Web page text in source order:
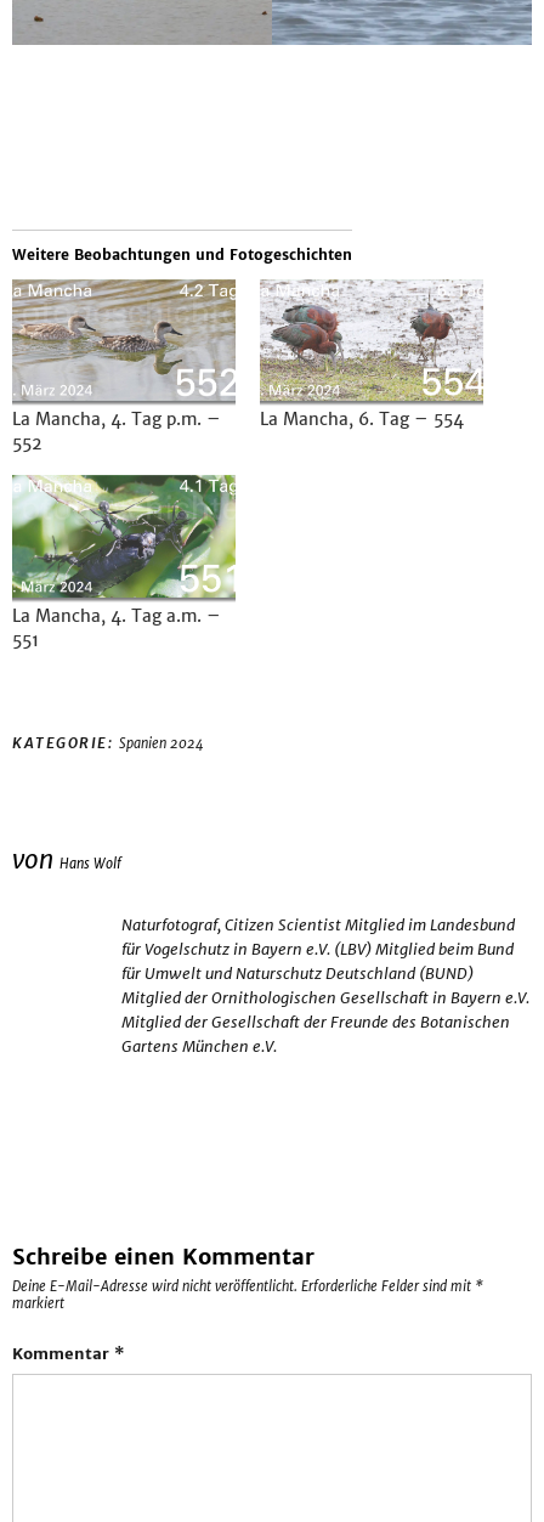
Weitere Beobachtungen und Fotogeschichten
La Mancha, 4. Tag p.m. –
552
La Mancha, 6. Tag – 554
La Mancha, 4. Tag a.m. –
551
KATEGORIE: Spanien 2024
von Hans Wolf
Naturfotograf, Citizen Scientist Mitglied im Landesbund
für Vogelschutz in Bayern e.V. (LBV) Mitglied beim Bund
für Umwelt und Naturschutz Deutschland (BUND)
Mitglied der Ornithologischen Gesellschaft in Bayern e.V.
Mitglied der Gesellschaft der Freunde des Botanischen
Gartens München e.V.
Schreibe einen Kommentar
Deine E-Mail-Adresse wird nicht veröffentlicht. Erforderliche Felder sind mit *
markiert
Kommentar *